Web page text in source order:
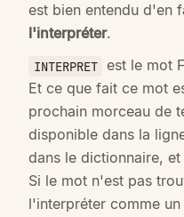
est bien entendu d'en
l'interpréter.
INTERPRET est le mot
Et ce que fait ce mot
prochain morceau de
disponible dans la
dans le dictionnaire,
Si le mot n'est pas
l'interpréter comme